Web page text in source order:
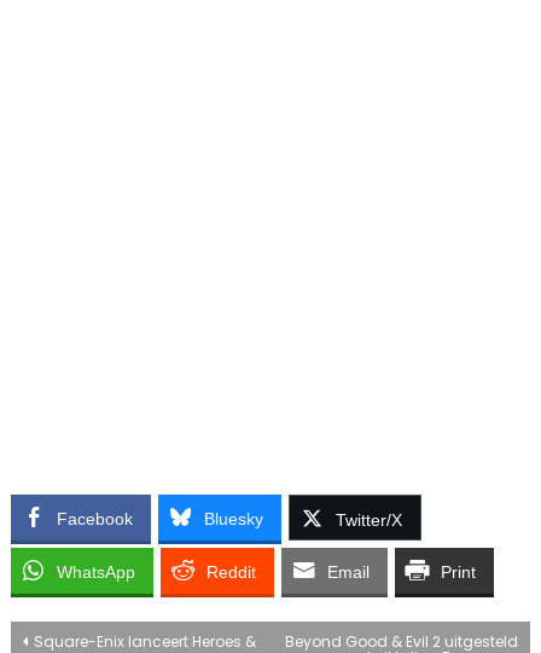
Facebook Bluesky Twitter/X
WhatsApp Reddit Email Print
Square-Enix lanceert Heroes &
Beyond Good & Evil 2 uitgesteld